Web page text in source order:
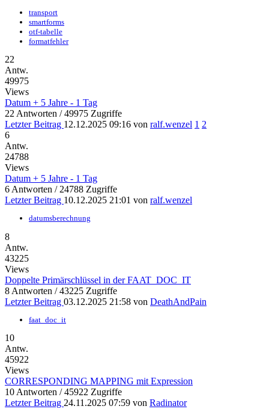
transport
smartforms
otf-tabelle
formatfehler
22
Antw.
49975
Views
Datum + 5 Jahre - 1 Tag
22 Antworten / 49975 Zugriffe
Letzter Beitrag 12.12.2025 09:16 von ralf.wenzel 1 2
6
Antw.
24788
Views
Datum + 5 Jahre - 1 Tag
6 Antworten / 24788 Zugriffe
Letzter Beitrag 10.12.2025 21:01 von ralf.wenzel
datumsberechnung
8
Antw.
43225
Views
Doppelte Primärschlüssel in der FAAT_DOC_IT
8 Antworten / 43225 Zugriffe
Letzter Beitrag 03.12.2025 21:58 von DeathAndPain
faat_doc_it
10
Antw.
45922
Views
CORRESPONDING MAPPING mit Expression
10 Antworten / 45922 Zugriffe
Letzter Beitrag 24.11.2025 07:59 von Radinator